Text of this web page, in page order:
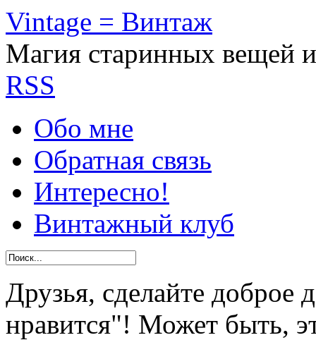
Vintage = Винтаж
Магия старинных вещей
RSS
Обо мне
Обратная связь
Интересно!
Винтажный клуб
Друзья, сделайте
нравится"! Может быть,